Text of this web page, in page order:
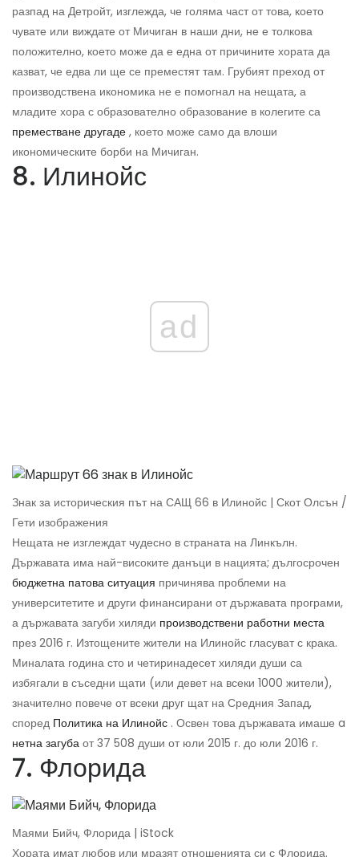
разпад на Детройт, изглежда, че голяма част от това, което
чувате или виждате от Мичиган в наши дни, не е толкова
положително, което може да е една от причините хората да
казват, че едва ли ще се преместят там. Грубият преход от
производствена икономика не е помогнал на нещата, а
младите хора с образователно образование в колегите са
преместване другаде , което може само да влоши
икономическите борби на Мичиган.
8. Илинойс
ad
Знак за историческия път на САЩ 66 в Илинойс | Скот Олсън /
Гети изображения
Нещата не изглеждат чудесно в страната на Линкълн.
Държавата има най-високите данъци в нацията; дългосрочен
бюджетна патова ситуация причинява проблеми на
университетите и други финансирани от държавата програми,
а държавата загуби хиляди производствени работни места
през 2016 г. Изтощените жители на Илинойс гласуват с крака.
Миналата година сто и четиринадесет хиляди души са
избягали в съседни щати (или девет на всеки 1000 жители),
значително повече от всеки друг щат на Средния Запад,
според Политика на Илинойс . Освен това държавата имаше a
нетна загуба от 37 508 души от юли 2015 г. до юли 2016 г.
7. Флорида
Маями Бийч, Флорида | iStock
Хората имат любов или мразят отношенията си с Флорида.